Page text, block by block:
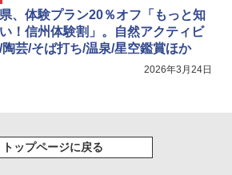
、体験プラン20％オフ「もっと知
！信州体験割」。自然アクティビ
陶芸/そば打ち/温泉/星空鑑賞ほか
2026年3月24日
トップページに戻る